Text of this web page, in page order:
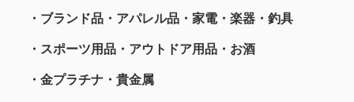
・ブランド品・アパレル品・家電・楽器・釣具
・スポーツ用品・アウトドア用品・お酒
・金プラチナ・貴金属